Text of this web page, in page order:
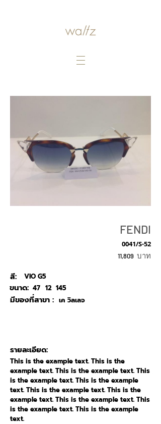
FENDI
0041/S-52
11,809 บาท
สี:
VIO G5
47
ขนาด: 12 145
เค วิลเลจ
มีของที่สาขา :
รายละเอียด:
This is the example text. This is the
example text. This is the example text. This
is the example text. This is the example
text. This is the example text. This is the
example text. This is the example text. This
is the example text. This is the example
text.